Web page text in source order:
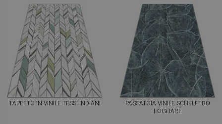
TAPPETO IN VINILE TESSI INDIANI
PASSATOIA VINILE SCHELETRO
FOGLIARE